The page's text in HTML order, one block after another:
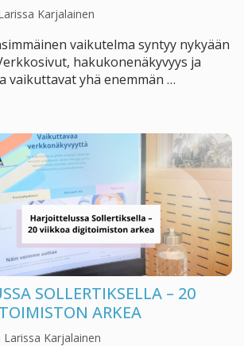
Karjalainen
vaikutelma syntyy nykyään
hakukonenäkyvyys ja
vaikuttavat yhä enemmän …
SOLLERTIKSELLA – 20
ARKEA
Larissa Karjalainen